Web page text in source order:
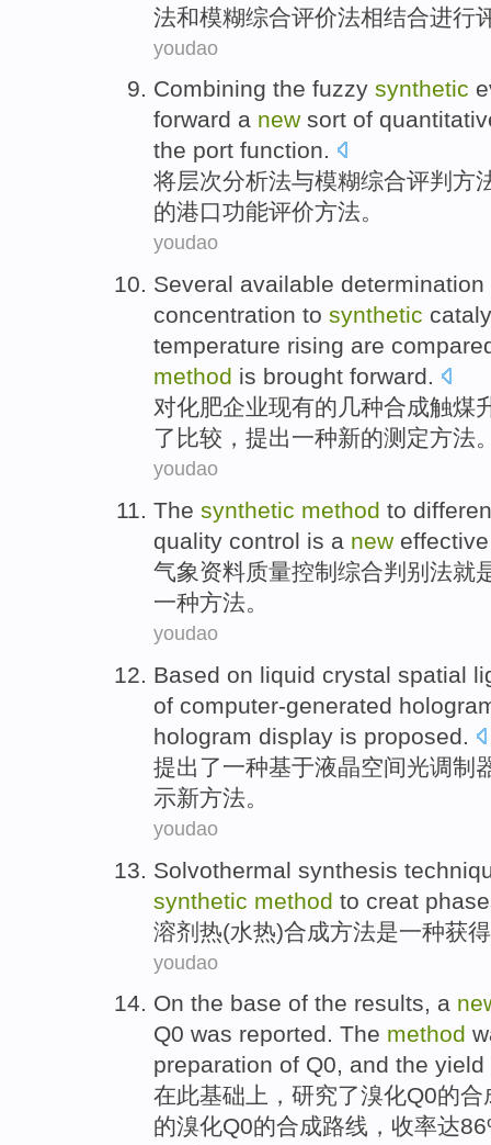
法和模糊综合评价法相结合进行
youdao
Combining the fuzzy synthetic
forward a new sort of
the port function.
将层次分析法与模糊综合评判 方
的港口功能评价方法。
youdao
Several available determination
concentration to synthetic
temperature rising are
method is brought forward.
对化肥企业现有的 几种合成触煤
了 比较 ，提出一种新的测定方法
youdao
The synthetic method to
quality control is a new
气象资料质量控制 综合判别 法就
一种方法。
youdao
Based on liquid crystal spatial
of computer-generated
hologram display is proposed.
提出了一种基于液晶空间光调制
示新方法。
youdao
Solvothermal synthesis
synthetic method to creat
溶剂 热(水热)合成方法是一种获
youdao
On the base of the results, a
Q0 was reported. The method
preparation of Q0, and the yield
在此基础上 ， 研究了溴化Q0的合
的溴化Q0的合成路线 ， 收率达